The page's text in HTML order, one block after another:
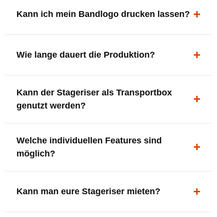
ergonomisch, sicher und gut sichtbar.
Kann ich mein Bandlogo drucken lassen?
deine Bühne, deine Marke.
Wie lange dauert die Produktion?
innerhalb Deutschlands kostenfrei.
Kann der Stageriser als Transportbox
genutzt werden?
oder Zubehör nutzen.
Welche individuellen Features sind
möglich?
XLR-Brücke / Schnittstelle
Setlist-Clip
Kann man eure Stageriser mieten?